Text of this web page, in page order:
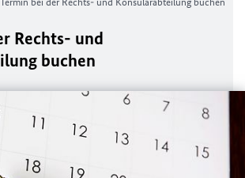
Rechts- und
buchen